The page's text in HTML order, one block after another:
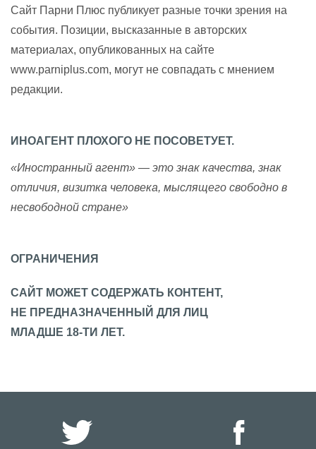
Сайт Парни Плюс публикует разные точки зрения на
события. Позиции, высказанные в авторских
материалах, опубликованных на сайте
www.parniplus.com, могут не совпадать с мнением
редакции.
ИНОАГЕНТ ПЛОХОГО НЕ ПОСОВЕТУЕТ.
«Иностранный агент» — это знак качества, знак
отличия, визитка человека, мыслящего свободно в
несвободной стране»
ОГРАНИЧЕНИЯ
САЙТ МОЖЕТ СОДЕРЖАТЬ КОНТЕНТ,
НЕ ПРЕДНАЗНАЧЕННЫЙ ДЛЯ ЛИЦ
МЛАДШЕ 18-ТИ ЛЕТ.